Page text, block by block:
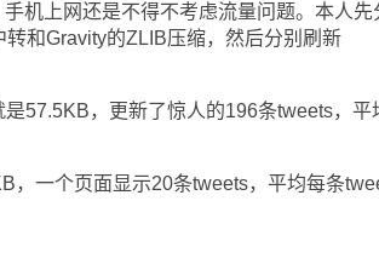
上网还是不得不考虑流量问题。本人先
和Gravity的ZLIB压缩，然后分别刷新
，更新了惊人的196条tweets，平
一个页面显示20条tweets，平均每条